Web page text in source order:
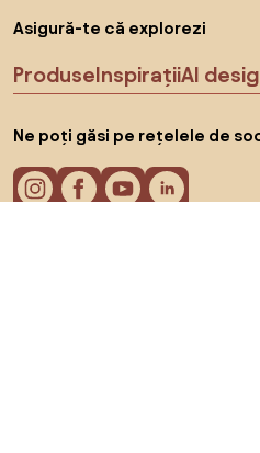
Asigură-te că explorezi
ProduseInspirațiiAI
Ne poți găsi pe rețelele de